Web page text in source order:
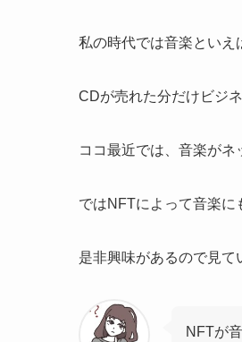
私の時代では音楽といえ
CDが売れた分だけビジ
ココ最近では、音楽がネ
ではNFTによって音楽に
是非興味があるので見て
NFTが